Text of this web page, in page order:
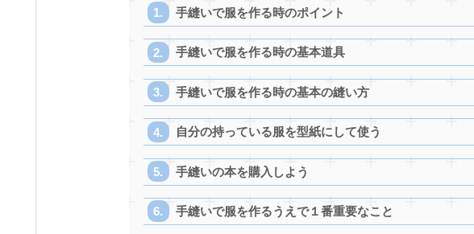
手縫いで服を作る時のポイント
手縫いで服を作る時の基本道具
手縫いで服を作る時の基本の縫い方
自分の持っている服を型紙にして使う
手縫いの本を購入しよう
手縫いで服を作るうえで１番重要なこと